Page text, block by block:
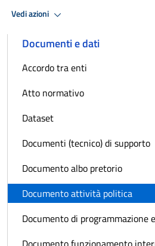
Vedi azioni
Documenti e dati
Accordo tra enti
Atto normativo
Dataset
Documenti (tecnico) di supporto
Documento albo pretorio
Documento attività politica
Documento di programmazione